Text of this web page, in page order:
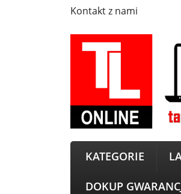
Kontakt z nami
KATEGORIE
DOKUP